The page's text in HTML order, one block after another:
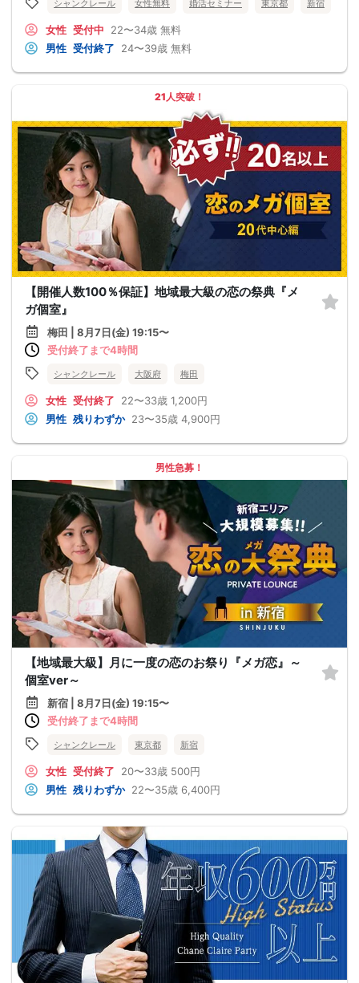
シャンクレール 女性無料 婚活セミナー 東京都 新宿
女性 受付中 22〜34歳 無料
男性 受付終了 24〜39歳 無料
21人突破！
【開催人数100％保証】地域最大級の恋の祭典『メ
ガ個室』
梅田 | 8月7日(金) 19:15〜
受付終了まで4時間
シャンクレール 大阪府 梅田
女性 受付終了 22〜33歳 1,200円
男性 残りわずか 23〜35歳 4,900円
男性急募！
【地域最大級】月に一度の恋のお祭り『メガ恋』～
個室ver～
新宿 | 8月7日(金) 19:15〜
受付終了まで4時間
シャンクレール 東京都 新宿
女性 受付終了 20〜33歳 500円
男性 残りわずか 22〜35歳 6,400円